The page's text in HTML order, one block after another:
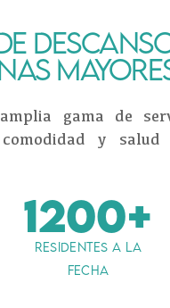
gama de
y salud
1200+
RESIDENTES A LA
FECHA